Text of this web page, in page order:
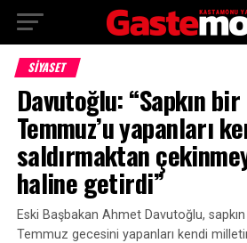
SİYASET
Davutoğlu: “Sapkın
Temmuz’u yapanları
saldırmaktan
haline getirdi”
Eski Başbakan Ahmet Davutoğlu,
Temmuz gecesini yapanları kendi